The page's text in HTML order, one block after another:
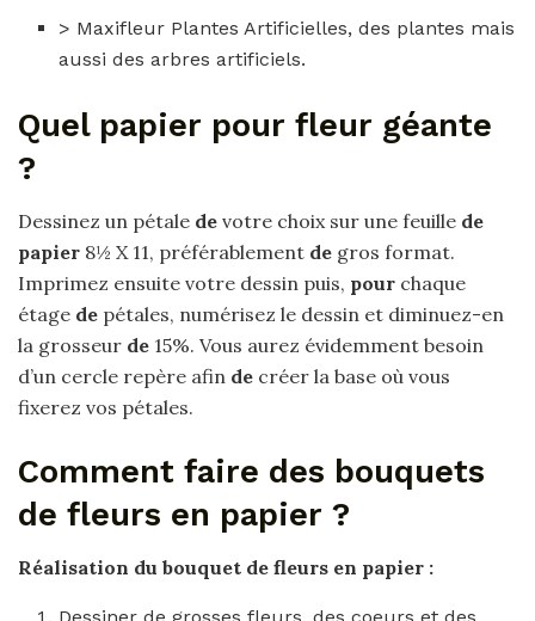
> Maxifleur Plantes Artificielles, des plantes mais
aussi des arbres artificiels.
Quel papier pour fleur géante
?
Dessinez un pétale de votre choix sur une feuille de
papier 8½ X 11, préférablement de gros format.
Imprimez ensuite votre dessin puis, pour chaque
étage de pétales, numérisez le dessin et diminuez-en
la grosseur de 15%. Vous aurez évidemment besoin
d’un cercle repère afin de créer la base où vous
fixerez vos pétales.
Comment faire des bouquets
de fleurs en papier ?
Réalisation du bouquet de fleurs en papier :